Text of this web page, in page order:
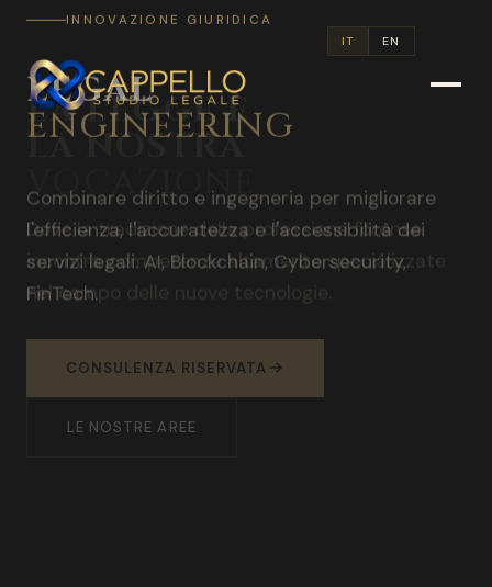
IT EN
INNOVAZIONE GIURIDICA
LEGAL
ENGINEERING
l'efficienza, l'accuratezza e l'accessibilità dei
servizi legali. AI, Blockchain, Cybersecurity,
FinTech.
SCOPRI DI PIU
LEGALENGINEERING.IT